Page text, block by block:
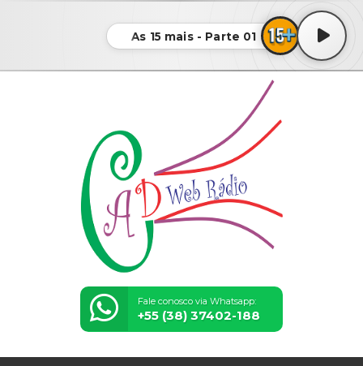
As 15 mais - Parte 01
Fale conosco via Whatsapp:
+55 (38) 37402-188